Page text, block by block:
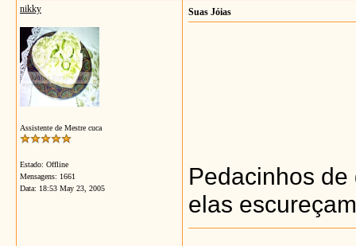
nikky
Assistente de Mestre cuca
Estado: Offline
Mensagens: 1661
Data: 18:53 May 23, 2005
Suas Jóias
Pedacinhos
elas